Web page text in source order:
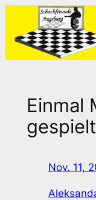
springen
Einmal
gespielt
Nov. 11,